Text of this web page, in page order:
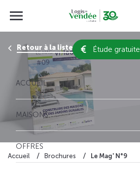
Étude gratuite
ACCUEIL
MAISONS
OFFRES
Accueil Brochures Le Mag' N°9
Retour à la liste des brochures